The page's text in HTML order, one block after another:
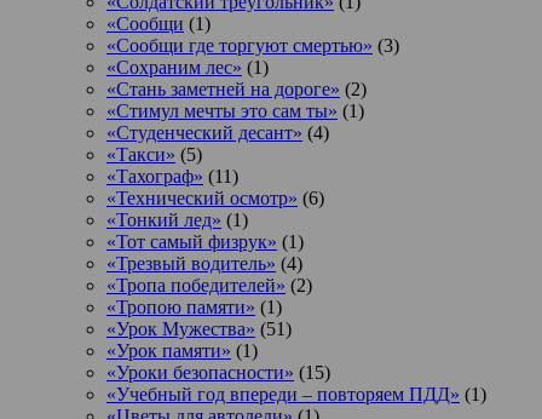
«Сообщи (1)
«Сообщи где торгуют смертью» (3)
«Сохраним лес» (1)
«Стань заметней на дороге» (2)
«Стимул мечты это сам ты» (1)
«Студенческий десант» (4)
«Такси» (5)
«Тахограф» (11)
«Технический осмотр» (6)
«Тонкий лед» (1)
«Тот самый физрук» (1)
«Трезвый водитель» (4)
«Тропа победителей» (2)
«Тропою памяти» (1)
«Урок Мужества» (51)
«Урок памяти» (1)
«Уроки безопасности» (15)
«Учебный год впереди – повторяем ПДД» (1)